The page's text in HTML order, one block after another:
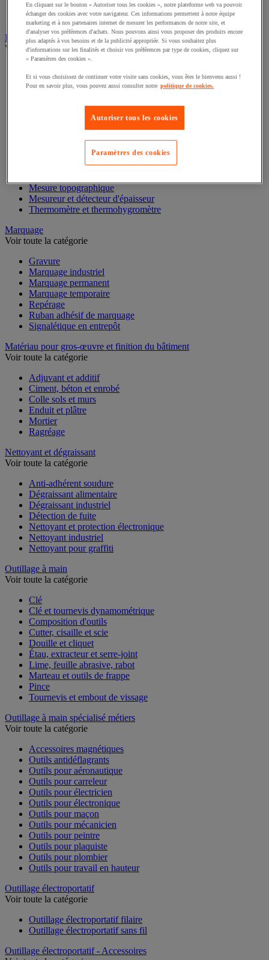
Lubrifiant et dégrippant
Outils de graissage
Instrument de mesure
Voir toute la catégorie
Compteur et compteur-métreur
Dynamomètre
Mesure de distance
Mesure de la vitesse
Mesure de l'environnement
Mesure d'électricité
Mesure du temps
Mesure topographique
Mesureur et détecteur d'épaisseur
Thermomètre et thermohygromètre
Marquage
Voir toute la catégorie
Gravure
Marquage industriel
Marquage permanent
Marquage temporaire
Repérage
Ruban adhésif de marquage
Signalétique en entrepôt
Matériau pour gros-œuvre et finition du bâtiment
Voir toute la catégorie
Adjuvant et additif
Ciment, béton et enrobé
Colle sols et murs
Enduit et plâtre
Mortier
Ragréage
Nettoyant et dégraissant
Voir toute la catégorie
Anti-adhérent soudure
Dégraissant alimentaire
Dégraissant industriel
Détection de fuite
Nettoyant et protection électronique
Nettoyant industriel
Nettoyant pour graffiti
Outillage à main
Voir toute la catégorie
Clé
Clé et tournevis dynamométrique
Composition d'outils
Cutter, cisaille et scie
Douille et cliquet
Étau, extracteur et serre-joint
Lime, feuille abrasive, rabot
Marteau et outils de frappe
Pince
Tournevis et embout de vissage
Outillage à main spécialisé métiers
Voir toute la catégorie
Accessoires magnétiques
Outils antidéflagrants
Outils pour aéronautique
Outils pour carreleur
Outils pour électricien
Outils pour électronique
Outils pour maçon
Outils pour mécanicien
Outils pour peintre
Outils pour plaquiste
Outils pour plombier
Outils pour travail en hauteur
Outillage électroportatif
Voir toute la catégorie
Outillage électroportatif filaire
Outillage électroportatif sans fil
Outillage électroportatif - Accessoires
En cliquant sur le bouton « Autoriser tous les cookies », notre plateforme web va pouvoir
échanger des cookies avec votre navigateur. Ces informations permettent à notre équipe
marketing et à nos partenaires internet de mesurer les performances de notre site, et
d'analyser vos préférences d'achats. Nous pouvons ainsi vous proposer des produits encore
plus adaptés à vos besoins et de la publicité appropriée. Si vous souhaitez plus
d'informations sur les finalités et choisir vos préférences par type de cookies, cliquez sur
« Paramètres des cookies ».
Et si vous choisissez de continuer votre visite sans cookies, vous êtes le bienvenu aussi !
Pour en savoir plus, vous pouvez aussi consulter notre politique de cookies.
Autoriser tous les cookies
Paramètres des cookies